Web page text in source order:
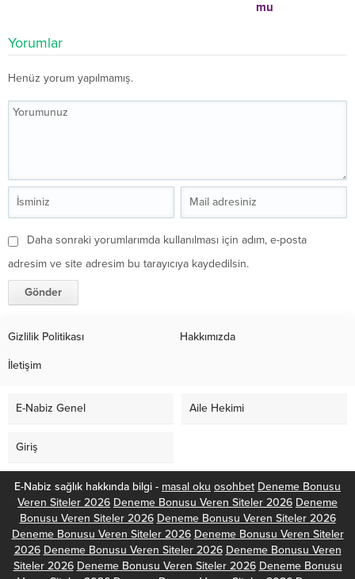
mu
Yorumlar
Henüz yorum yapılmamış.
Daha sonraki yorumlarımda kullanılması için adım, e-posta
adresim ve site adresim bu tarayıcıya kaydedilsin.
Gizlilik Politikası Hakkımızda
İletişim
E-Nabiz Genel Aile Hekimi
Giriş
E-Nabiz sağlık hakkında bilgi - masal oku osohbet Deneme Bonusu
Veren Siteler 2026 Deneme Bonusu Veren Siteler 2026 Deneme
Bonusu Veren Siteler 2026 Deneme Bonusu Veren Siteler 2026
Deneme Bonusu Veren Siteler 2026 Deneme Bonusu Veren Siteler
2026 Deneme Bonusu Veren Siteler 2026 Deneme Bonusu Veren
Siteler 2026 Deneme Bonusu Veren Siteler 2026 Deneme Bonusu